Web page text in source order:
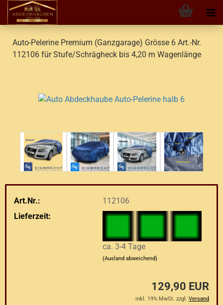
Auto-Pelerine Premium (Ganzgarage) Grösse 6 Art.-Nr.
112106 für Stufe/Schrägheck bis 4,20 m Wagenlänge
Art.Nr.:
112106
Lieferzeit:
ca. 3-4 Tage
(Ausland abweichend)
129,90 EUR
inkl. 19% MwSt. zzgl. Versand